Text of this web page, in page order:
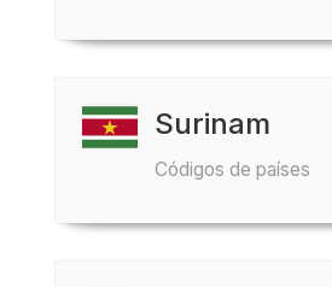
Surinam
Códigos de países